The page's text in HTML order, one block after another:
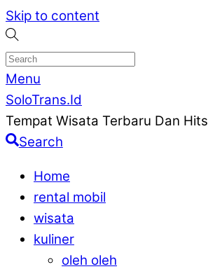
Skip to content
Menu
SoloTrans.Id
Tempat Wisata Terbaru Dan Hits
Search
Home
rental mobil
wisata
kuliner
oleh oleh